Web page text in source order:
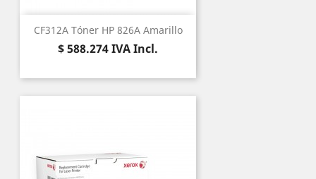
CF312A Tóner HP 826A Amarillo
Precio
$ 588.274IVA Incl.